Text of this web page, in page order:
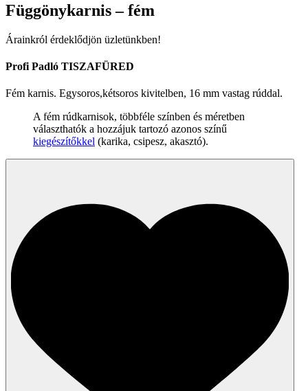
Függönykarnis – fém
Árainkról érdeklődjön üzletünkben!
Profi Padló TISZAFÜRED
Fém karnis. Egysoros,kétsoros kivitelben, 16 mm vastag rúddal.
A fém rúdkarnisok, többféle színben és méretben
választhatók a hozzájuk tartozó azonos színű
kiegészítőkkel (karika, csipesz, akasztó).